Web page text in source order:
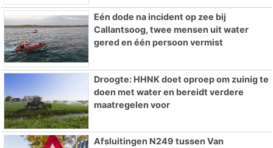
Eén dode na incident op zee bij
Callantsoog, twee mensen uit water
gered en één persoon vermist
Droogte: HHNK doet oproep om zuinig te
doen met water en bereidt verdere
maatregelen voor
Afsluitingen N249 tussen Van